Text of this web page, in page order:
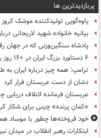
پربازدیدترین ها
یاوه‌گویی تولیدکننده موشک کروز
بیانیه خانواده شهید لاریجانی
پادشاه سنگین‌وزنی که در جهان
۶ دستاورد بزرگ ایران در ۱۶۰ روز رهبری رهبر انقلاب
ترامپ: همه چیز درباره ایران
دشان از دست عربستان فرار کرد
عربستان فرمانده ائتلاف
«کمانِ پرنده» چینی برای شکار
خود فروخته‌ها چطور با موساد
ابتکارات رهبر انقلاب در میدان